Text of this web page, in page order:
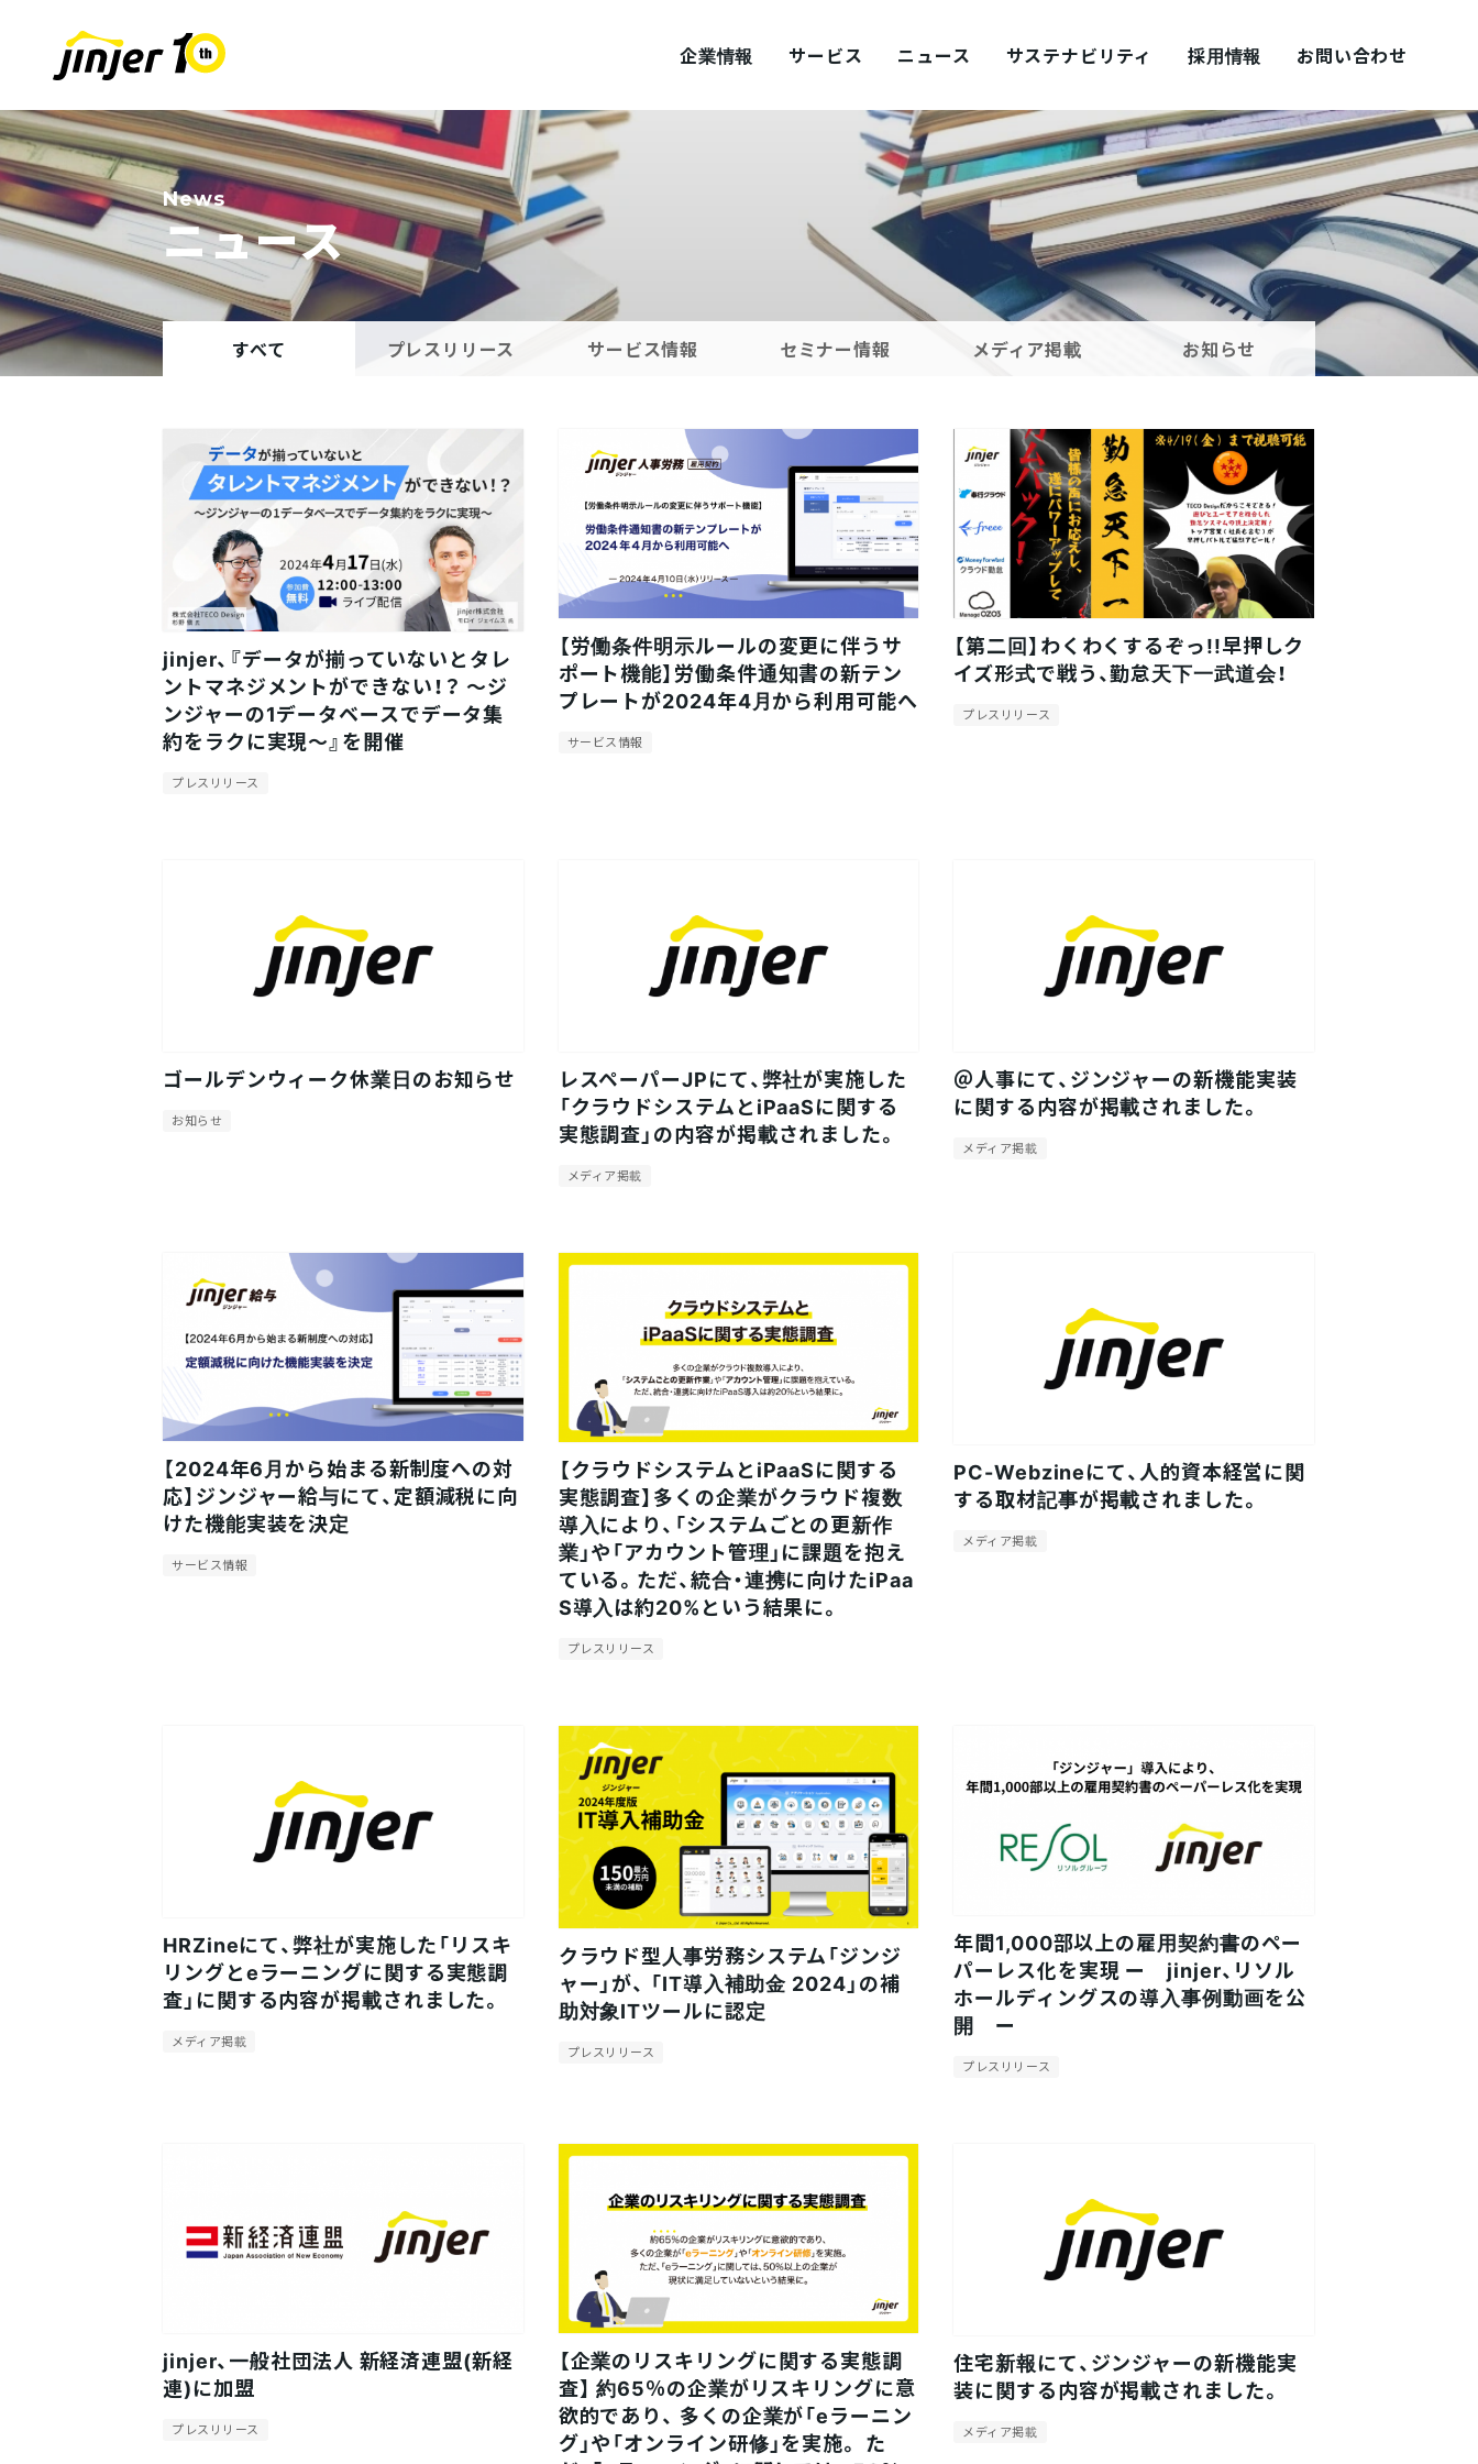
企業情報
COMPANY 会社概要
Leaders Statement
サービス ニュース サステナビリティ
SUSTAINABILITY サステナビリティ
MOVE ON PROJECT
採用情報
RECRUIT 採用情報
新卒採用 中途採用 プロダクト採用 採用ブログ シェアズ！
お問い合わせ
News
ニュース
すべて プレスリリース サービス情報 セミナー情報 メディア掲載 お知らせ
jinjer、『データが揃っていないとタレ
ントマネジメントができない！？ ～ジ
ンジャーの1データベースでデータ集
約をラクに実現～』を開催
プレスリリース
【労働条件明示ルールの変更に伴うサ
ポート機能】労働条件通知書の新テン
プレートが2024年4月から利用可能へ
サービス情報
【第二回】わくわくするぞっ!!早押しク
イズ形式で戦う、勤怠天下一武道会！
プレスリリース
ゴールデンウィーク休業日のお知らせ
お知らせ
レスペーパーJPにて、弊社が実施した
「クラウドシステムとiPaaSに関する
実態調査」の内容が掲載されました。
メディア掲載
＠人事にて、ジンジャーの新機能実装
に関する内容が掲載されました。
メディア掲載
【2024年6月から始まる新制度への対
応】ジンジャー給与にて、定額減税に向
けた機能実装を決定
サービス情報
【クラウドシステムとiPaaSに関する
実態調査】多くの企業がクラウド複数
導入により、「システムごとの更新作
業」や「アカウント管理」に課題を抱え
ている。ただ、統合・連携に向けたiPaa
S導入は約20%という結果に。
プレスリリース
PC-Webzineにて、人的資本経営に関
する取材記事が掲載されました。
メディア掲載
HRZineにて、弊社が実施した「リスキ
リングとeラーニングに関する実態調
査」に関する内容が掲載されました。
メディア掲載
クラウド型人事労務システム「ジンジ
ャー」が、 「IT導入補助金 2024」の補
助対象ITツールに認定
プレスリリース
年間1,000部以上の雇用契約書のペー
パーレス化を実現 ー jinjer、リソル
ホールディングスの導入事例動画を公
開 ー
プレスリリース
jinjer、一般社団法人 新経済連盟(新経
連)に加盟
プレスリリース
【企業のリスキリングに関する実態調
査】 約65％の企業がリスキリングに意
欲的であり、 多くの企業が「eラーニン
グ」や「オンライン研修」を実施。 た
住宅新報にて、ジンジャーの新機能実
装に関する内容が掲載されました。
メディア掲載